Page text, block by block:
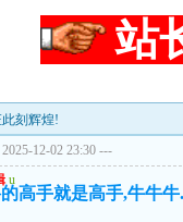
站
刻辉煌!
12-02 23:30 ---
u
高手就是高手,牛牛